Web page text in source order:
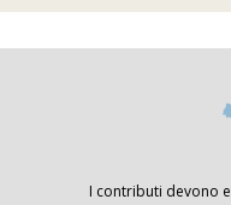
I contributi devono